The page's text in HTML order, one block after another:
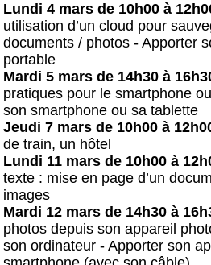
Lundi 4 mars de 10h00 à
utilisation d’un cloud pour
documents / photos - Apporter
portable
Mardi 5 mars de 14h30 à
pratiques pour le smartphone
son smartphone ou sa tablette
Jeudi 7 mars de 10h00 à
de train, un hôtel
Lundi 11 mars de 10h00 à
texte : mise en page d’un
images
Mardi 12 mars de 14h30 à
photos depuis son appareil
son ordinateur - Apporter son